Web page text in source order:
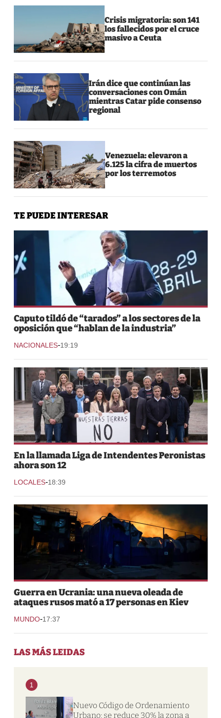
Crisis migratoria: son 141
los fallecidos por el cruce
masivo a Ceuta
Irán dice que continúan las
conversaciones con Omán
mientras Catar pide consenso
regional
Venezuela: elevaron a
6.125 la cifra de muertos
por los terremotos
TE PUEDE INTERESAR
Caputo tildó de “tarados” a los sectores de la
oposición que “hablan de la industria”
NACIONALES-19:19
En la llamada Liga de Intendentes Peronistas
ahora son 12
LOCALES-18:39
Guerra en Ucrania: una nueva oleada de
ataques rusos mató a 17 personas en Kiev
MUNDO-17:37
LAS MÁS LEIDAS
1
Nuevo Código de Ordenamiento
Urbano: se reduce 30% la zona a